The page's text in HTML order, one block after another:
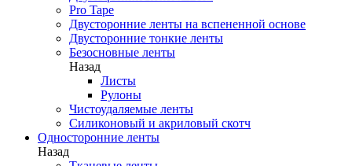
Pro Tape
Двусторонние ленты на вспененной основе
Двусторонние тонкие ленты
Безосновные ленты
Назад
Листы
Рулоны
Чистоудаляемые ленты
Силиконовый и акриловый скотч
Односторонние ленты
Назад